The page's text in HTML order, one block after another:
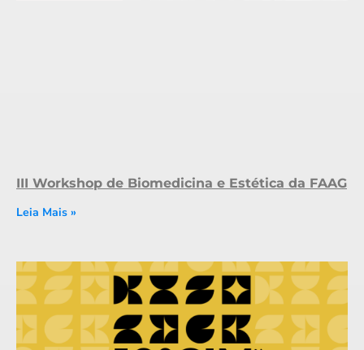
III Workshop de Biomedicina e Estética da FAAG
Leia Mais »